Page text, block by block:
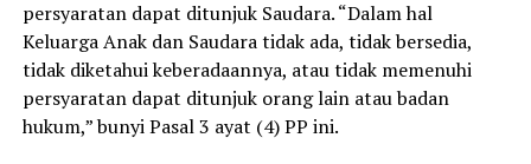
persyaratan dapat ditunjuk Saudara. “Dalam hal
Keluarga Anak dan Saudara tidak ada, tidak bersedia,
tidak diketahui keberadaannya, atau tidak memenuhi
persyaratan dapat ditunjuk orang lain atau badan
hukum,” bunyi Pasal 3 ayat (4) PP ini.